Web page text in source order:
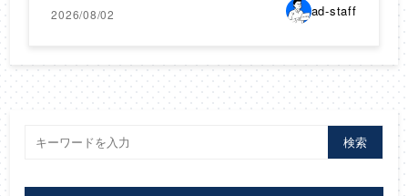
2026/08/02 ad-staff
検索